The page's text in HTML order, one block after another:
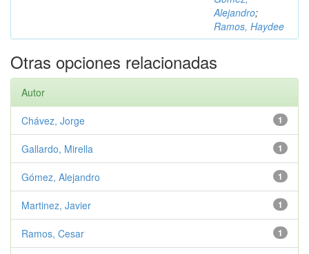
Alejandro;
Ramos, Haydee
Otras opciones relacionadas
Autor
1
Chávez, Jorge
1
Gallardo, Mirella
1
Gómez, Alejandro
1
Martinez, Javier
1
Ramos, Cesar